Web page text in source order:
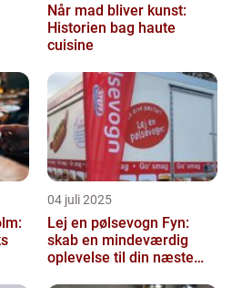
Når mad bliver kunst:
Historien bag haute
cuisine
04 juli 2025
Lej en pølsevogn Fyn:
skab en mindeværdig
oplevelse til din næste